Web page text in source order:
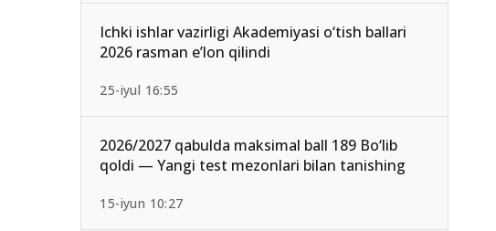
Ichki ishlar vazirligi Akademiyasi o‘tish ballari
2026 rasman e’lon qilindi
25-iyul 16:55
2026/2027 qabulda maksimal ball 189 Bo‘lib
qoldi — Yangi test mezonlari bilan tanishing
15-iyun 10:27